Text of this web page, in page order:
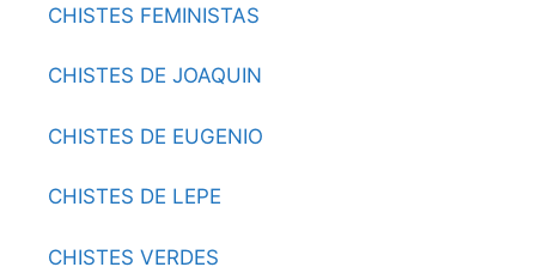
CHISTES FEMINISTAS
CHISTES DE JOAQUIN
CHISTES DE EUGENIO
CHISTES DE LEPE
CHISTES VERDES